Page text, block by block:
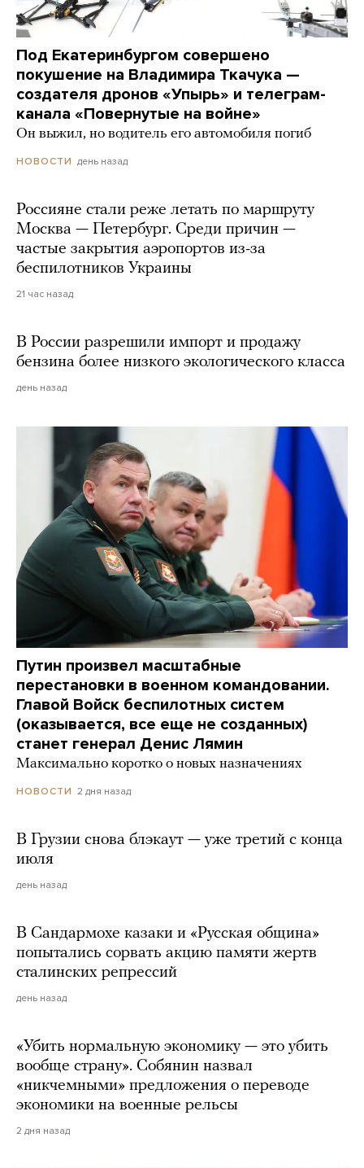
Под Екатеринбургом совершено
покушение на Владимира Ткачука —
создателя дронов «Упырь» и телеграм-
канала «Повернутые на войне»
Он выжил, но водитель его автомобиля погиб
НОВОСТИ день назад
Россияне стали реже летать по маршруту
Москва — Петербург. Среди причин —
частые закрытия аэропортов из-за
беспилотников Украины
21 час назад
В России разрешили импорт и продажу
бензина более низкого экологического класса
день назад
Путин произвел масштабные
перестановки в военном командовании.
Главой Войск беспилотных систем
(оказывается, все еще не созданных)
станет генерал Денис Лямин
Максимально коротко о новых назначениях
НОВОСТИ 2 дня назад
В Грузии снова блэкаут — уже третий с конца
июля
день назад
В Сандармохе казаки и «Русская община»
попытались сорвать акцию памяти жертв
сталинских репрессий
день назад
«Убить нормальную экономику — это убить
вообще страну». Собянин назвал
«никчемными» предложения о переводе
экономики на военные рельсы
2 дня назад